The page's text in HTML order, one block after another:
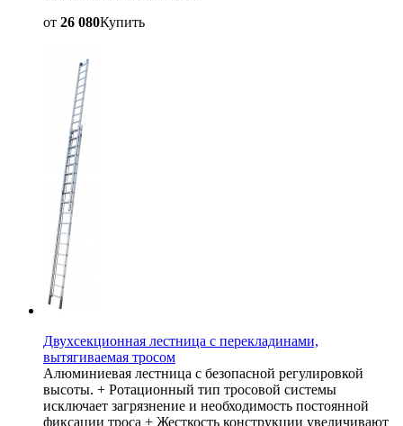
от 26 080Купить
Двухсекционная лестница с перекладинами,
вытягиваемая тросом
Алюминиевая лестница с безопасной регулировкой
высоты. + Ротационный тип тросовой системы
исключает загрязнение и необходимость постоянной
фиксации троса + Жесткость конструкции увеличивают